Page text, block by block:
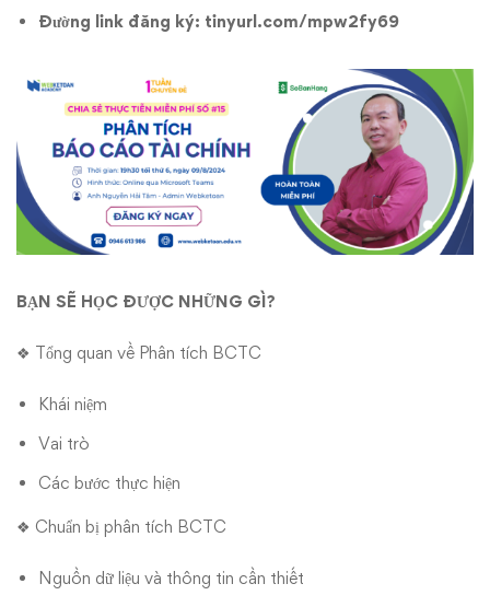
Đường link đăng ký: tinyurl.com/mpw2fy69
BẠN SẼ HỌC ĐƯỢC NHỮNG GÌ?
❖ Tổng quan về Phân tích BCTC
Khái niệm
Vai trò
Các bước thực hiện
❖ Chuẩn bị phân tích BCTC
Nguồn dữ liệu và thông tin cần thiết